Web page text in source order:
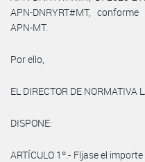
APN-DNRYRT#MT,
APN-MT.
Por ello,
EL DIRECTOR DE NORMATIVA
DISPONE:
ARTÍCULO 1º.- Fíjase el